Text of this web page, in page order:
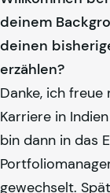
deinem
deinen
erzählen?
Danke, ich freue
Karriere in
bin dann in das
gewechselt.